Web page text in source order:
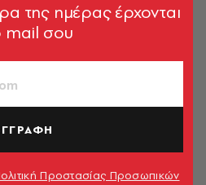
της ημέρας έρχονται
mail σου
Προστασίας Προσωπικών